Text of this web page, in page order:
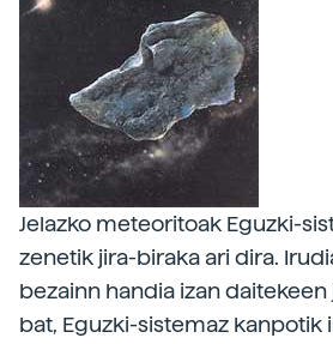
Jelazko meteoritoak Eguzki-
zenetik jira-biraka ari dira.
bezainn handia izan
bat, Eguzki-sistemaz kanpotik